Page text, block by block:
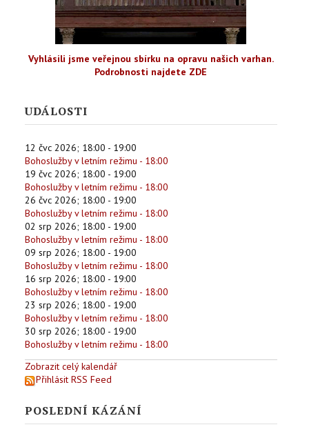
Vyhlásili jsme veřejnou sbírku na opravu našich varhan.
Podrobnosti najdete ZDE
UDÁLOSTI
12 čvc 2026; 18:00 - 19:00
Bohoslužby v letním režimu - 18:00
19 čvc 2026; 18:00 - 19:00
Bohoslužby v letním režimu - 18:00
26 čvc 2026; 18:00 - 19:00
Bohoslužby v letním režimu - 18:00
02 srp 2026; 18:00 - 19:00
Bohoslužby v letním režimu - 18:00
09 srp 2026; 18:00 - 19:00
Bohoslužby v letním režimu - 18:00
16 srp 2026; 18:00 - 19:00
Bohoslužby v letním režimu - 18:00
23 srp 2026; 18:00 - 19:00
Bohoslužby v letním režimu - 18:00
30 srp 2026; 18:00 - 19:00
Bohoslužby v letním režimu - 18:00
Zobrazit celý kalendář
Přihlásit RSS Feed
POSLEDNÍ KÁZÁNÍ